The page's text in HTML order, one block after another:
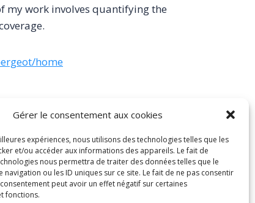
Gérer le consentement aux cookies
expériences, nous utilisons des technologies telles que les
et/ou accéder aux informations des appareils. Le fait de
nous permettra de traiter des données telles que le
ou les ID uniques sur ce site. Le fait de ne pas consentir
peut avoir un effet négatif sur certaines
fonctions.
my work involves quantifying the
home